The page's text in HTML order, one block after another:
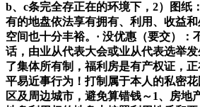
b、c条完全存正在的环境下，2）图纸
有的地盘依法享有拥有、利用、收益
空间也十分丰裕。· 没优惠（要交）：
话，由业从代表大会或业从代表选举
了集体所有制，福利房是有产权证，
平易近事行为！打制属于本人的私密
区及周边城市，避免算错钱～1、房地